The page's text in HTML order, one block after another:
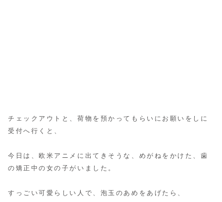
チェックアウトと、荷物を預かってもらいにお願いをしに
受付へ行くと、
今日は、欧米アニメに出てきそうな、めがねをかけた、歯
の矯正中の女の子がいました。
すっごい可愛らしい人で、泡玉のあめをあげたら、